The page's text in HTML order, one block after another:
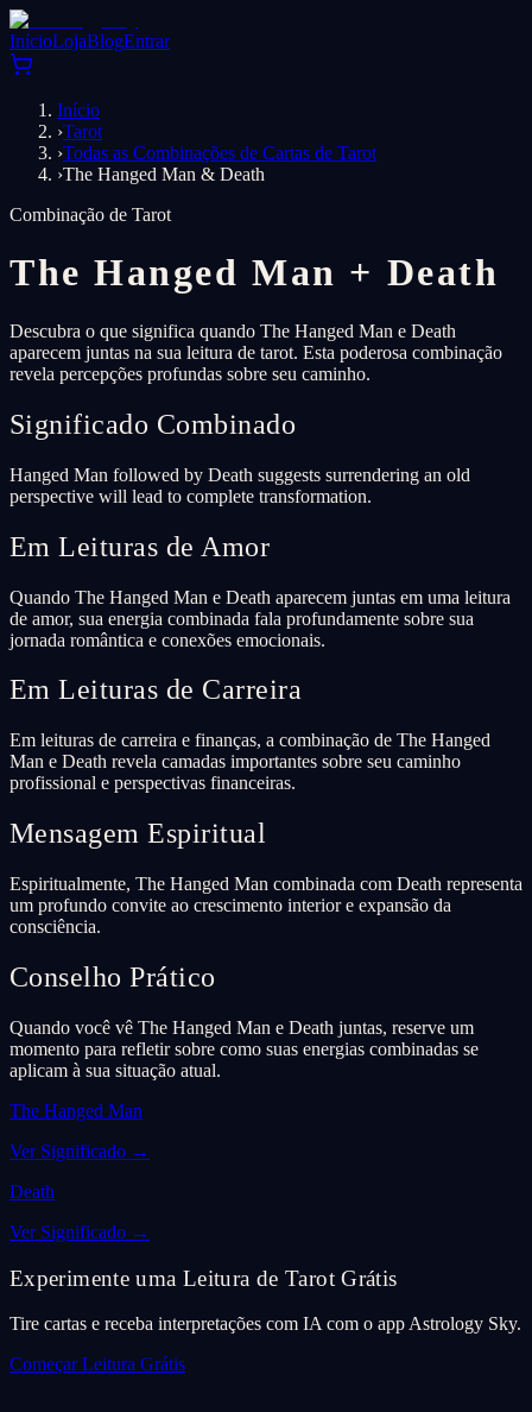
InícioLojaBlogEntrar
Início
›Tarot
›Todas as Combinações de Cartas de Tarot
›The Hanged Man & Death
Combinação de Tarot
The Hanged Man + Death
Descubra o que significa quando The Hanged Man e Death
aparecem juntas na sua leitura de tarot. Esta poderosa combinação
revela percepções profundas sobre seu caminho.
Significado Combinado
Hanged Man followed by Death suggests surrendering an old
perspective will lead to complete transformation.
Em Leituras de Amor
Quando The Hanged Man e Death aparecem juntas em uma leitura
de amor, sua energia combinada fala profundamente sobre sua
jornada romântica e conexões emocionais.
Em Leituras de Carreira
Em leituras de carreira e finanças, a combinação de The Hanged
Man e Death revela camadas importantes sobre seu caminho
profissional e perspectivas financeiras.
Mensagem Espiritual
Espiritualmente, The Hanged Man combinada com Death representa
um profundo convite ao crescimento interior e expansão da
consciência.
Conselho Prático
Quando você vê The Hanged Man e Death juntas, reserve um
momento para refletir sobre como suas energias combinadas se
aplicam à sua situação atual.
The Hanged Man
Ver Significado →
Death
Ver Significado →
Experimente uma Leitura de Tarot Grátis
Tire cartas e receba interpretações com IA com o app Astrology Sky.
Começar Leitura Grátis